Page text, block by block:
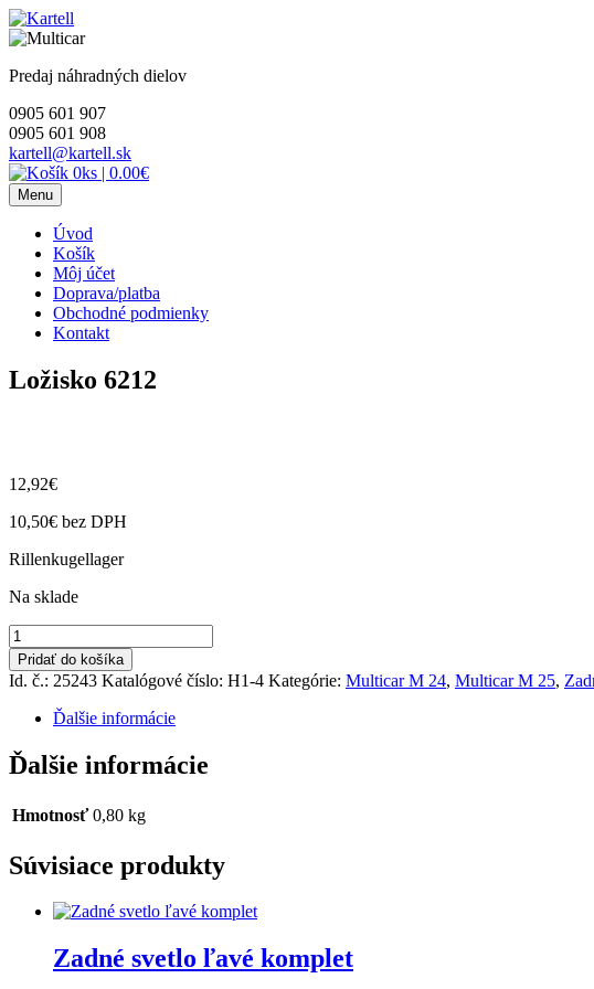
Skip
to
Predaj náhradných dielov
0905 601 907
0905 601 908
kartell@kartell.sk
0ks | 0.00€
Menu
Úvod
Košík
Môj účet
Doprava/platba
Obchodné podmienky
Kontakt
Ložisko 6212
12,92€
10,50€ bez DPH
Rillenkugellager
Na sklade
množstvo
Ložisko
6212
Pridať do košíka
Id. č.: 25243 Katalógové číslo: H1-4 Kategórie: Multicar M 24, Multicar M 25,
Ďalšie informácie
Ďalšie informácie
Hmotnosť 0,80 kg
Súvisiace produkty
Zadné svetlo ľavé komplet